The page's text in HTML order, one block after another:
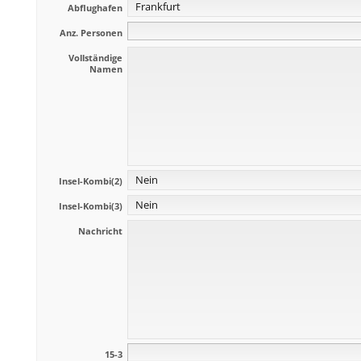
Abflughafen
Anz. Personen
Vollständige
Namen
Insel-Kombi(2)
Insel-Kombi(3)
Nachricht
15-3